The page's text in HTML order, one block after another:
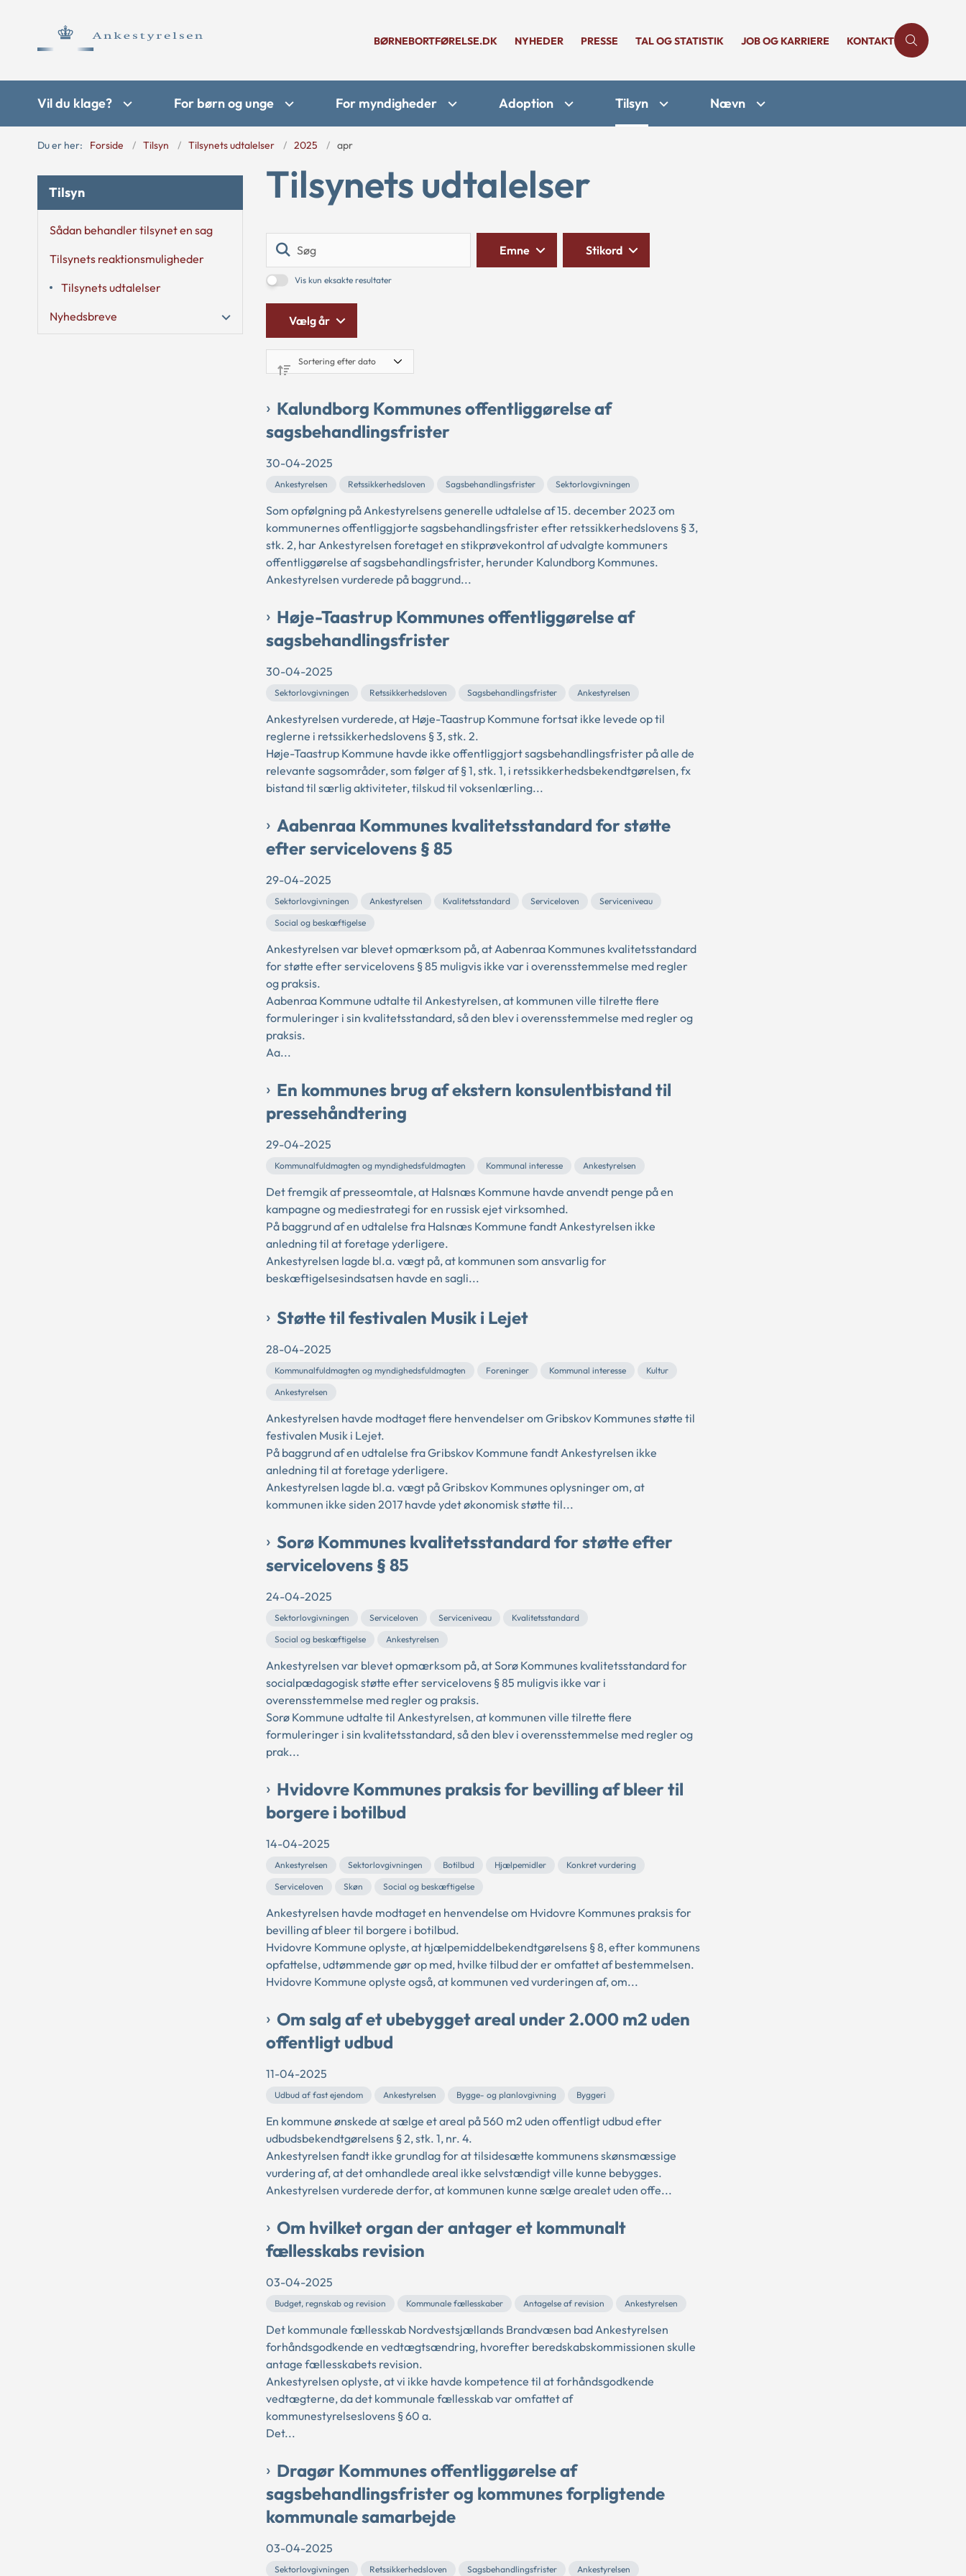
BØRNEBORTFØRELSE.DK NYHEDER PRESSE TAL OG STATISTIK JOB OG KARRIERE KONTAKT
Vil du klage? For børn og unge For myndigheder Adoption Tilsyn Nævn
Du er her: Forside Tilsyn Tilsynets udtalelser 2025 apr
Tilsyn
Sådan behandler tilsynet en sag
Tilsynets reaktionsmuligheder
Tilsynets udtalelser
Nyhedsbreve
Tilsynets udtalelser
Vis kun eksakte resultater
Emne Stikord
Vælg år
Kalundborg Kommunes offentliggørelse af
sagsbehandlingsfrister
30-04-2025
Ankestyrelsen Retssikkerhedsloven Sagsbehandlingsfrister Sektorlovgivningen
Som opfølgning på Ankestyrelsens generelle udtalelse af 15. december 2023 om
kommunernes offentliggjorte sagsbehandlingsfrister efter retssikkerhedslovens § 3,
stk. 2, har Ankestyrelsen foretaget en stikprøvekontrol af udvalgte kommuners
offentliggørelse af sagsbehandlingsfrister, herunder Kalundborg Kommunes.
Ankestyrelsen vurderede på baggrund...
Høje-Taastrup Kommunes offentliggørelse af
sagsbehandlingsfrister
30-04-2025
Sektorlovgivningen Retssikkerhedsloven Sagsbehandlingsfrister Ankestyrelsen
Ankestyrelsen vurderede, at Høje-Taastrup Kommune fortsat ikke levede op til
reglerne i retssikkerhedslovens § 3, stk. 2.
Høje-Taastrup Kommune havde ikke offentliggjort sagsbehandlingsfrister på alle de
relevante sagsområder, som følger af § 1, stk. 1, i retssikkerhedsbekendtgørelsen, fx
bistand til særlig aktiviteter, tilskud til voksenlærling...
Aabenraa Kommunes kvalitetsstandard for støtte
efter servicelovens § 85
29-04-2025
Sektorlovgivningen Ankestyrelsen Kvalitetsstandard Serviceloven
Serviceniveau
Social og beskæftigelse
Ankestyrelsen var blevet opmærksom på, at Aabenraa Kommunes kvalitetsstandard
for støtte efter servicelovens § 85 muligvis ikke var i overensstemmelse med regler
og praksis.
Aabenraa Kommune udtalte til Ankestyrelsen, at kommunen ville tilrette flere
formuleringer i sin kvalitetsstandard, så den blev i overensstemmelse med regler og
praksis.
Aa...
En kommunes brug af ekstern konsulentbistand til
pressehåndtering
29-04-2025
Kommunalfuldmagten og myndighedsfuldmagten Kommunal interesse Ankestyrelsen
Det fremgik af presseomtale, at Halsnæs Kommune havde anvendt penge på en
kampagne og mediestrategi for en russisk ejet virksomhed.
På baggrund af en udtalelse fra Halsnæs Kommune fandt Ankestyrelsen ikke
anledning til at foretage yderligere.
Ankestyrelsen lagde bl.a. vægt på, at kommunen som ansvarlig for
beskæftigelsesindsatsen havde en sagli...
Støtte til festivalen Musik i Lejet
28-04-2025
Kommunalfuldmagten og myndighedsfuldmagten Foreninger Kommunal interesse
Kultur
Ankestyrelsen
Ankestyrelsen havde modtaget flere henvendelser om Gribskov Kommunes støtte til
festivalen Musik i Lejet.
På baggrund af en udtalelse fra Gribskov Kommune fandt Ankestyrelsen ikke
anledning til at foretage yderligere.
Ankestyrelsen lagde bl.a. vægt på Gribskov Kommunes oplysninger om, at
kommunen ikke siden 2017 havde ydet økonomisk støtte til...
Sorø Kommunes kvalitetsstandard for støtte efter
servicelovens § 85
24-04-2025
Sektorlovgivningen Serviceloven Serviceniveau
Kvalitetsstandard
Social og beskæftigelse
Ankestyrelsen
Ankestyrelsen var blevet opmærksom på, at Sorø Kommunes kvalitetsstandard for
socialpædagogisk støtte efter servicelovens § 85 muligvis ikke var i
overensstemmelse med regler og praksis.
Sorø Kommune udtalte til Ankestyrelsen, at kommunen ville tilrette flere
formuleringer i sin kvalitetsstandard, så den blev i overensstemmelse med regler og
prak...
Hvidovre Kommunes praksis for bevilling af bleer til
borgere i botilbud
14-04-2025
Ankestyrelsen Sektorlovgivningen Botilbud Hjælpemidler
Konkret vurdering
Serviceloven
Skøn Social og beskæftigelse
Ankestyrelsen havde modtaget en henvendelse om Hvidovre Kommunes praksis for
bevilling af bleer til borgere i botilbud.
Hvidovre Kommune oplyste, at hjælpemiddelbekendtgørelsens § 8, efter kommunens
opfattelse, udtømmende gør op med, hvilke tilbud der er omfattet af bestemmelsen.
Hvidovre Kommune oplyste også, at kommunen ved vurderingen af, om...
Om salg af et ubebygget areal under 2.000 m2 uden
offentligt udbud
11-04-2025
Udbud af fast ejendom Ankestyrelsen Bygge- og planlovgivning Byggeri
En kommune ønskede at sælge et areal på 560 m2 uden offentligt udbud efter
udbudsbekendtgørelsens § 2, stk. 1, nr. 4.
Ankestyrelsen fandt ikke grundlag for at tilsidesætte kommunens skønsmæssige
vurdering af, at det omhandlede areal ikke selvstændigt ville kunne bebygges.
Ankestyrelsen vurderede derfor, at kommunen kunne sælge arealet uden offe...
Om hvilket organ der antager et kommunalt
fællesskabs revision
03-04-2025
Budget, regnskab og revision Kommunale fællesskaber Antagelse af revision Ankestyrelsen
Det kommunale fællesskab Nordvestsjællands Brandvæsen bad Ankestyrelsen
forhåndsgodkende en vedtægtsændring, hvorefter beredskabskommissionen skulle
antage fællesskabets revision.
Ankestyrelsen oplyste, at vi ikke havde kompetence til at forhåndsgodkende
vedtægterne, da det kommunale fællesskab var omfattet af
kommunestyrelseslovens § 60 a.
Det...
Dragør Kommunes offentliggørelse af
sagsbehandlingsfrister og kommunes forpligtende
kommunale samarbejde
03-04-2025
Sektorlovgivningen Retssikkerhedsloven Sagsbehandlingsfrister Ankestyrelsen